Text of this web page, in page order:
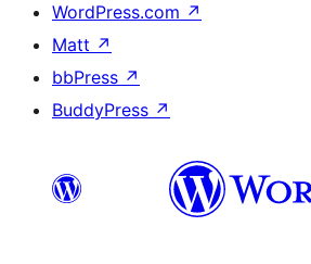
WordPress.com ↗
Matt ↗
bbPress ↗
BuddyPress ↗